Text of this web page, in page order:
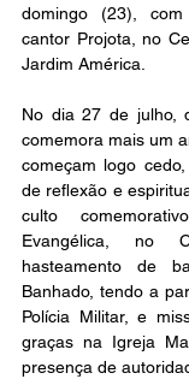
domingo (23),
cantor Projota, no
Jardim América.
No dia 27 de julho,
comemora mais um
começam logo
de reflexão e
culto
Evangélica, no
hasteamento de
Banhado, tendo a
Polícia Militar, e
graças na Igreja
presença de